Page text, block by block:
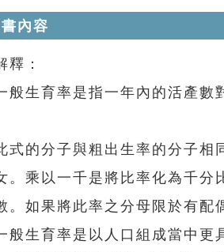
內容
釋：
育率是指一年內的活產數
分子與粗出生率的分子相
。乘以一千是將比率化為千
。如果將此率之分母限於有配
育率是以人口組成當中更